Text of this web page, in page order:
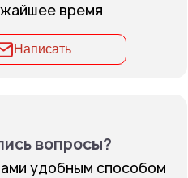
время
Написать
вопросы?
удобным способом